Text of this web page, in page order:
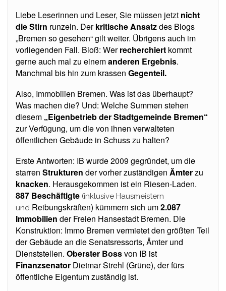
Liebe Leserinnen und Leser, Sie müssen jetzt nicht
die Stirn runzeln. Derkritische Ansatzdes Blogs
„Bremen so gesehen“ gilt weiter. Übrigens auch im
vorliegenden Fall. Bloß: Werrecherchiert kommt
gerne auch mal zu einemanderen Ergebnis.
Manchmal bis hin zum krassen Gegenteil.
Also, Immobilien Bremen. Was ist das überhaupt?
Was machen die? Und: Welche Summen stehen
diesem „Eigenbetrieb der Stadtgemeinde Bremen“
zur Verfügung, um die von ihnen verwalteten
öffentlichen Gebäude in Schuss zu halten?
Erste Antworten: IB wurde 2009 gegründet, um die
starren Strukturen der vorher zuständigen Ämterzu
knacken. Herausgekommen ist ein Riesen-Laden.
887 Beschäftigte (inklusive Hausmeistern
und Reibungskräften) kümmern sich um2.087
Immobilien der Freien Hansestadt Bremen. Die
Konstruktion: Immo Bremen vermietet den größten Teil
der Gebäude an die Senatsressorts, Ämter und
Dienststellen. Oberster Bossvon IB ist
Finanzsenator Dietmar Strehl (Grüne), der fürs
öffentliche Eigentum zuständig ist.